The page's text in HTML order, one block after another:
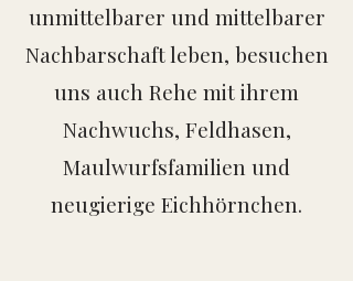
unmittelbarer und mittelbarer
Nachbarschaft leben, besuchen
uns auch Rehe mit ihrem
Nachwuchs, Feldhasen,
Maulwurfsfamilien und
neugierige Eichhörnchen.